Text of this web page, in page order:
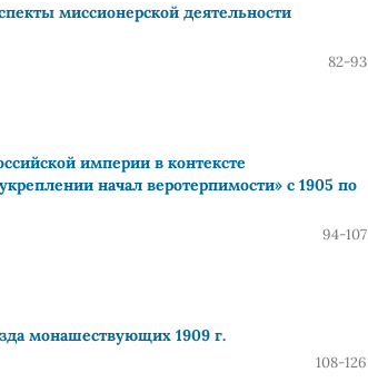
миссионерской деятельности
82-93
империи в контексте
начал веротерпимости» с 1905 по
94-107
монашествующих 1909 г.
108-126